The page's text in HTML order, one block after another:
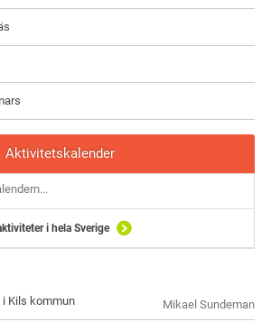
Aktivitetskalender
i hela Sverige
Mikael Sundeman
i Kils kommun